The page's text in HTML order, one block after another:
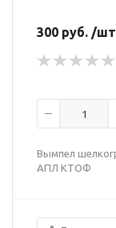
300 руб. /шт
Вымпел
АПЛ КТОФ